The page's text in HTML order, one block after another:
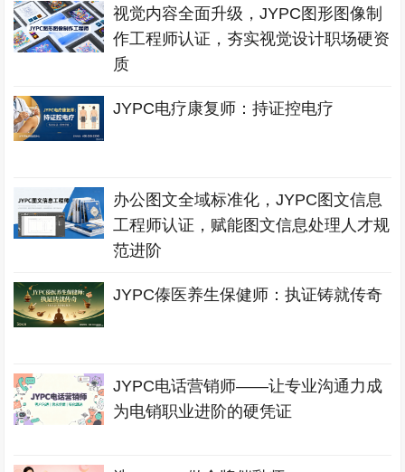
视觉内容全面升级，JYPC图形图像制
作工程师认证，夯实视觉设计职场硬资
质
JYPC电疗康复师：持证控电疗
办公图文全域标准化，JYPC图文信息
工程师认证，赋能图文信息处理人才规
范进阶
JYPC傣医养生保健师：执证铸就传奇
JYPC电话营销师——让专业沟通力成
为电销职业进阶的硬凭证